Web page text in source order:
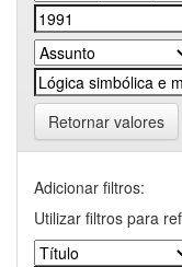
Retornar valores
Adicionar filtros:
Utilizar filtros para